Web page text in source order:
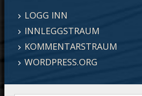
LOGG INN
INNLEGGSTRAUM
KOMMENTARSTRAUM
WORDPRESS.ORG